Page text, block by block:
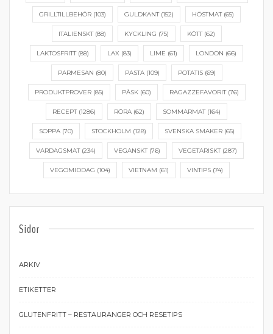
GRILLTILLBEHÖR (103) GULDKANT(152) HÖSTMAT(65)
ITALIENSKT(88) KYCKLING (75) KÖTT(62)
LAKTOSFRITT(88) LAX (83) LIME (61) LONDON (66)
PARMESAN (80) PASTA(109) POTATIS(69)
PRODUKTPROVER(85) PÅSK(60) RAGAZZEFAVORIT(76)
RECEPT(1286) RÖRA (62) SOMMARMAT(164)
SOPPA(70) STOCKHOLM (128) SVENSKA SMAKER(65)
VARDAGSMAT(234) VEGANSKT(76) VEGETARISKT(287)
VEGOMIDDAG (104) VIETNAM (61) VINTIPS (74)
Sidor
ARKIV
ETIKETTER
GLUTENFRITT – RESTAURANGER OCH RESETIPS